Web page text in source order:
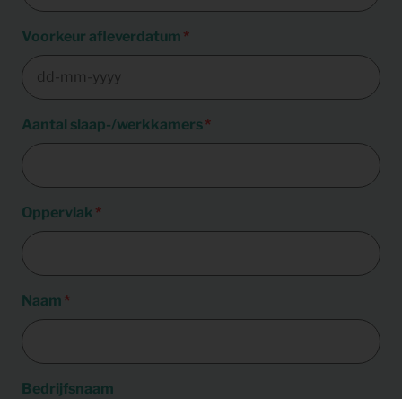
Voorkeur afleverdatum
Aantal slaap-/werkkamers
Oppervlak
Naam
Bedrijfsnaam